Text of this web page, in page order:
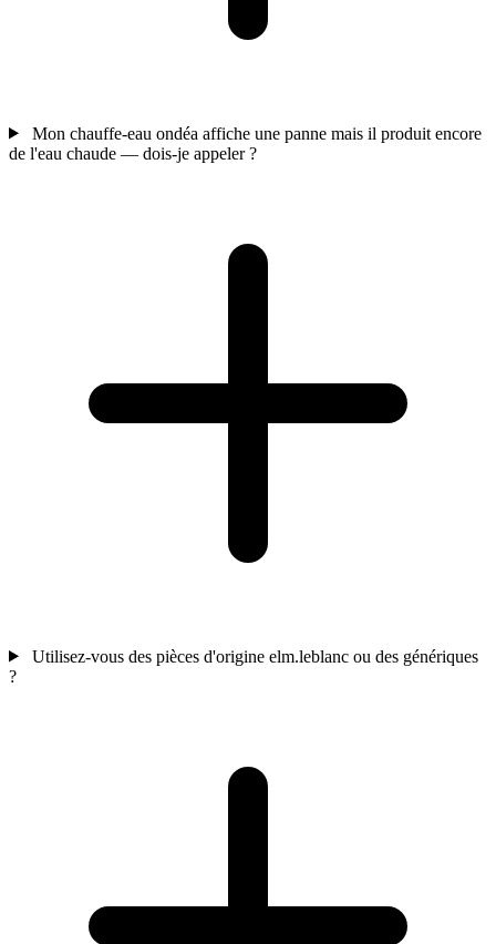
Mon chauffe-eau ondéa affiche une panne mais il produit encore
de l'eau chaude — dois-je appeler ?
Utilisez-vous des pièces d'origine elm.leblanc ou des génériques
?